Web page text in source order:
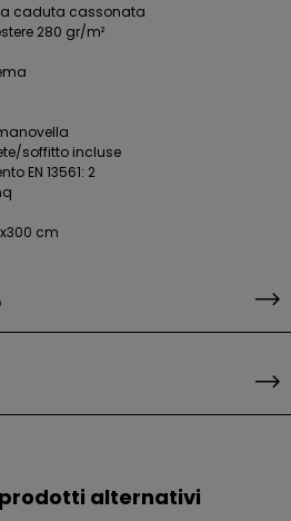
caduta cassonata
280 gr/m²
soffitto incluse
EN 13561: 2
cm
alternativi